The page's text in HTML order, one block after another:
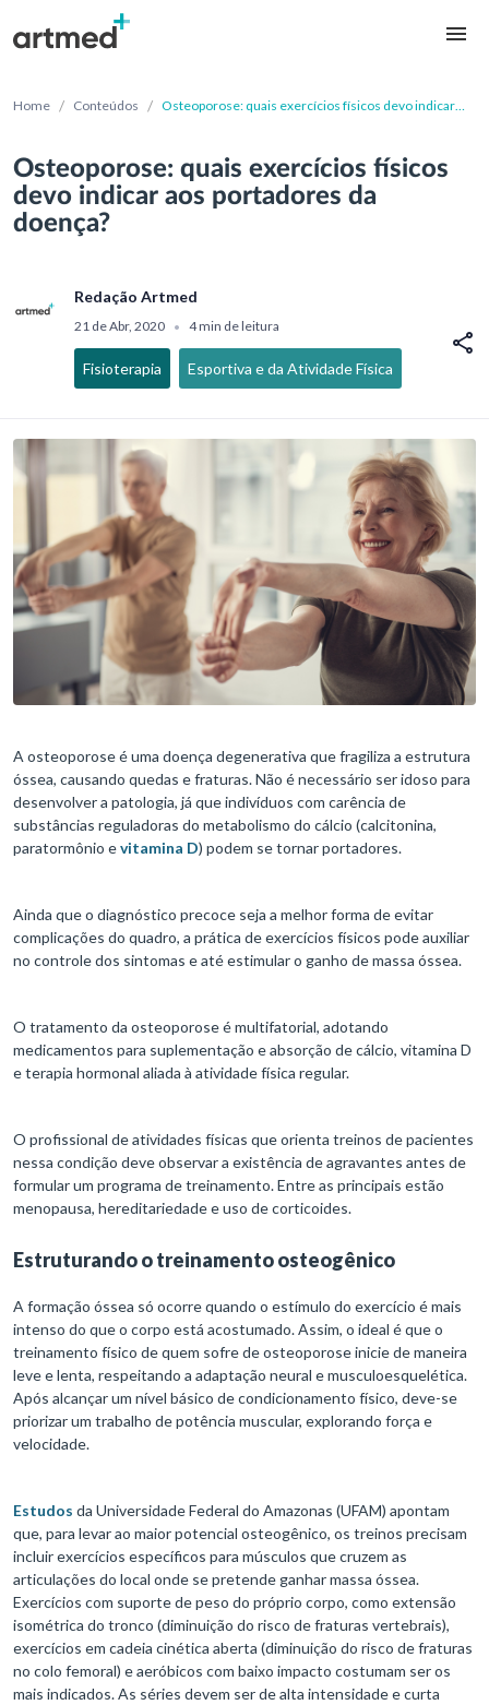
Home / Conteúdos / Osteoporose: quais exercícios físicos devo indicar
Osteoporose: quais exercícios físicos
devo indicar aos portadores da
doença?
Redação Artmed
21 de Abr, 2020 • 4 min de leitura
Fisioterapia Esportiva e da Atividade Física
A osteoporose é uma doença degenerativa que fragiliza a estrutura
óssea, causando quedas e fraturas. Não é necessário ser idoso para
desenvolver a patologia, já que indivíduos com carência de
substâncias reguladoras do metabolismo do cálcio (calcitonina,
paratormônio evitamina D) podem se tornar portadores.
Ainda que o diagnóstico precoce seja a melhor forma de evitar
complicações do quadro, a prática de exercícios físicos pode auxiliar
no controle dos sintomas e até estimular o ganho de massa óssea.
O tratamento da osteoporose é multifatorial, adotando
medicamentos para suplementação e absorção de cálcio, vitamina D
e terapia hormonal aliada à atividade física regular.
O profissional de atividades físicas que orienta treinos de pacientes
nessa condição deve observar a existência de agravantes antes de
formular um programa de treinamento. Entre as principais estão
menopausa, hereditariedade e uso de corticoides.
Estruturando o treinamento osteogênico
A formação óssea só ocorre quando o estímulo do exercício é mais
intenso do que o corpo está acostumado. Assim, o ideal é que o
treinamento físico de quem sofre de osteoporose inicie de maneira
leve e lenta, respeitando a adaptação neural e musculoesquelética.
Após alcançar um nível básico de condicionamento físico, deve-se
priorizar um trabalho de potência muscular, explorando força e
velocidade.
Estudos da Universidade Federal do Amazonas (UFAM) apontam
que, para levar ao maior potencial osteogênico, os treinos precisam
incluir exercícios específicos para músculos que cruzem as
articulações do local onde se pretende ganhar massa óssea.
Exercícios com suporte de peso do próprio corpo, como extensão
isométrica do tronco (diminuição do risco de fraturas vertebrais),
exercícios em cadeia cinética aberta (diminuição do risco de fraturas
no colo femoral) e aeróbicos com baixo impacto costumam ser os
mais indicados. As séries devem ser de alta intensidade e curta